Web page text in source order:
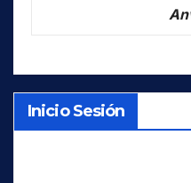
Inicio Sesión